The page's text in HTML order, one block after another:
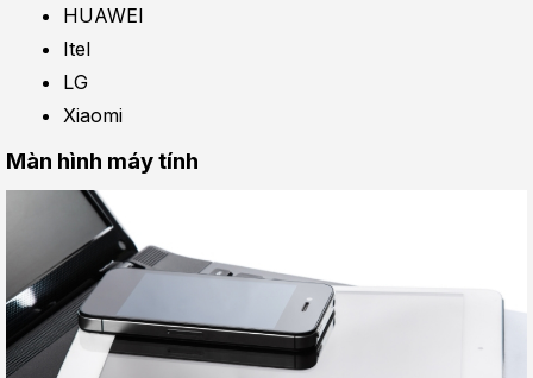
HUAWEI
Itel
LG
Xiaomi
Màn hình máy tính